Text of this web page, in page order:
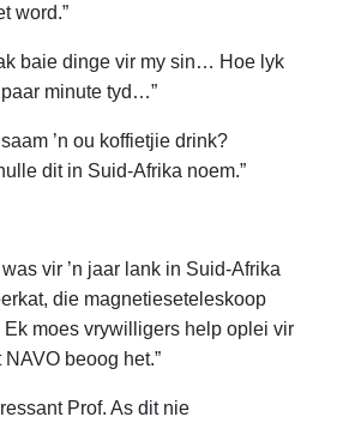
word.”
baie dinge vir my sin… Hoe lyk
minute tyd…”
’n ou koffietjie drink?
dit in Suid-Afrika noem.”
vir ’n jaar lank in Suid-Afrika
die magnetieseteleskoop
moes vrywilligers help oplei vir
beoog het.”
Prof. As dit nie